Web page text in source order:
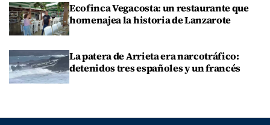
Ecofinca Vegacosta: un restaurante que
homenajea la historia de Lanzarote
La patera de Arrieta era narcotráfico:
detenidos tres españoles y un francés